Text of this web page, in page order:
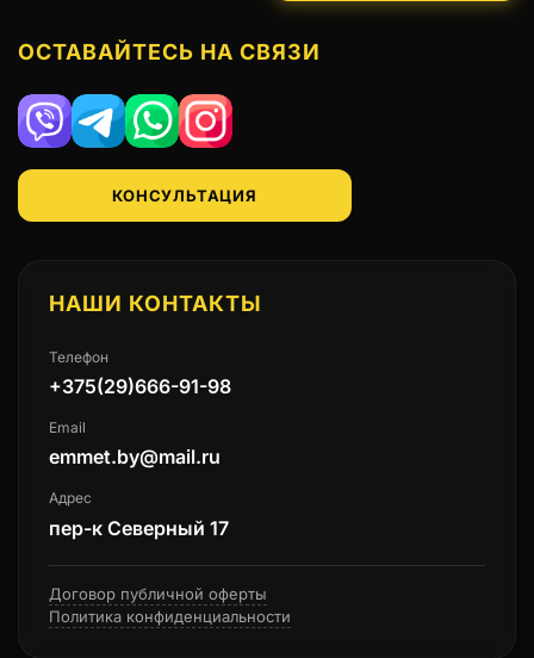
ОСТАВАЙТЕСЬ НА СВЯЗИ
Viber TelegramWhatsAppInstagram
КОНСУЛЬТАЦИЯ
НАШИ КОНТАКТЫ
Телефон
+375(29)666-91-98
Email
emmet.by@mail.ru
Адрес
пер-к Северный 17
Договор публичной оферты
Политика конфиденциальности